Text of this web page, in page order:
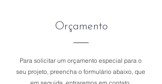
Orçamento
Para solicitar um orçamento especial para o
seu projeto, preencha o formulário abaixo, que